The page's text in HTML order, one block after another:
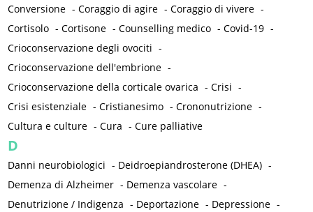
Conversione -Coraggio di agire -Coraggio di vivere -
Cortisolo -Cortisone -Counselling medico -Covid-19 -
Crioconservazione degli ovociti -
Crioconservazione dell'embrione -
Crioconservazione della corticale ovarica -Crisi -
Crisi esistenziale -Cristianesimo -Crononutrizione -
Cultura e culture -Cura -Cure palliative
D
Danni neurobiologici - Deidroepiandrosterone (DHEA) -
Demenza di Alzheimer - Demenza vascolare -
Denutrizione / Indigenza - Deportazione - Depressione -